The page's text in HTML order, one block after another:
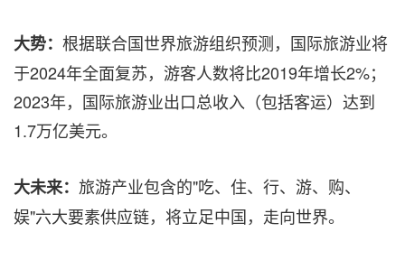
大势： 根据联合国世界旅游组织预测，国际旅游业将
于2024年全面复苏，游客人数将比2019年增长2%；
2023年，国际旅游业出口总收入（包括客运）达到
1.7万亿美元。
大未来： 旅游产业包含的"吃、住、行、游、购、
娱"六大要素供应链，将立足中国，走向世界。